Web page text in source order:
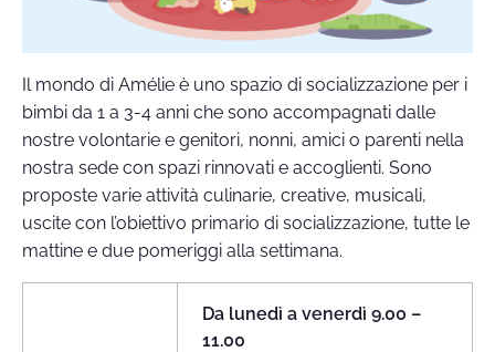
Il mondo di Amélie è uno spazio di socializzazione per i
bimbi da 1 a 3-4 anni che sono accompagnati dalle
nostre volontarie e genitori, nonni, amici o parenti nella
nostra sede con spazi rinnovati e accoglienti. Sono
proposte varie attività culinarie, creative, musicali,
uscite con l’obiettivo primario di socializzazione, tutte le
mattine e due pomeriggi alla settimana.
Da lunedì a venerdì 9.00 –
11.00